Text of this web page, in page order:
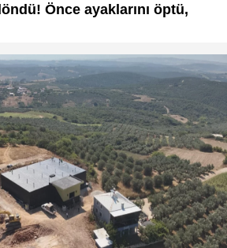
Önce ayaklarını öptü,